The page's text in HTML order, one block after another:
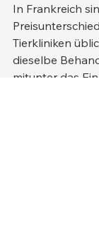
In Frankreich
Tierkliniken
dieselbe
mitunter das